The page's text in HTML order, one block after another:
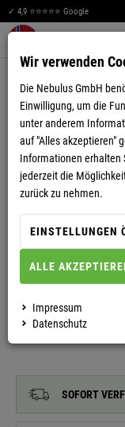
✓ 4,9 ⭐⭐⭐⭐⭐ Google
SOFORT
Wir verwenden
Die Nebulus GmbH
Einwilligung, um die
unter anderem
auf "Alles akzeptieren"
Informationen erhalten
jederzeit die
zurück zu nehmen.
EINSTELLUNGEN
ALLE
Impressum
Datenschutz